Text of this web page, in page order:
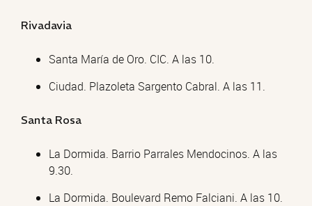
Rivadavia
Santa María de Oro. CIC. A las 10.
Ciudad. Plazoleta Sargento Cabral. A las 11.
Santa Rosa
La Dormida. Barrio Parrales Mendocinos. A las
9.30.
La Dormida. Boulevard Remo Falciani. A las 10.